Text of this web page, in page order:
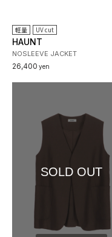
軽量 UV cut
HAUNT
NOSLEEVE JACKET
26,400 yen
SOLD OUT